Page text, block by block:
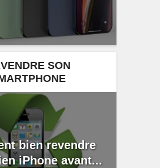
SON
bien revendre
iPhone avant...